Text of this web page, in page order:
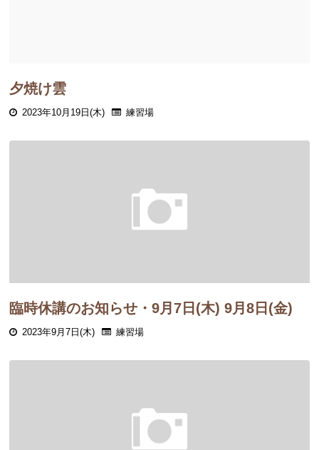
夕焼け雲
2023年10月19日(木) 練習場
臨時休講のお知らせ・9月7日(木) 9月8日(金)
2023年9月7日(木) 練習場